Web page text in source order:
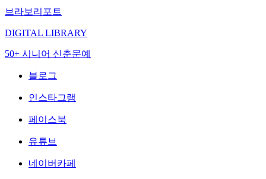
브라보리포트
DIGITAL LIBRARY
50+ 시니어 신춘문예
블로그
인스타그램
페이스북
유튜브
네이버카페